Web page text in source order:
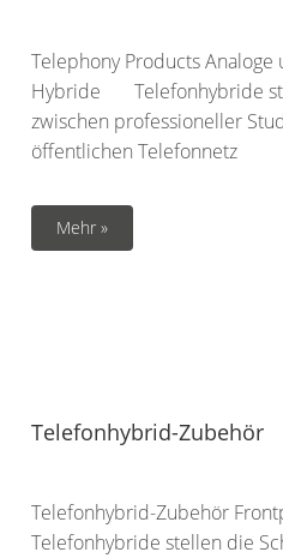
Telephony Products Analoge
Hybride Telefonhybride
zwischen professioneller
öffentlichen Telefonnetz
Mehr »
Telefonhybrid-Zubehör
Telefonhybrid-Zubehör
Telefonhybride stellen die